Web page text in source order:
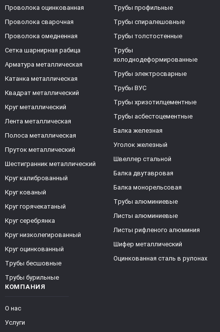
КОМПАНИЯ
О нас
Услуги
Проволока оцинкованная
Проволока сварочная
Проволока омедненная
Сетка шарнирная рабица
Арматура металлическая
Катанка металлическая
Квадрат металлический
Круг металлический
Лента металлическая
Полоса металлическая
Пруток металлический
Шестигранник металлический
Круг калиброванный
Круг кованый
Круг горячекатаный
Круг серебрянка
Круг низколегированный
Круг оцинкованный
Трубы бесшовные
Трубы бурильные
Трубы профильные
Трубы спиралешовные
Трубы толстостенные
Трубы
холоднодеформированные
Трубы электросварные
Трубы ВУС
Трубы хризотилцементные
Трубы асбестоцементные
Балка железная
Уголок железный
Швеллер стальной
Балка двутавровая
Балка монорельсовая
Трубы алюминиевые
Листы алюминиевые
Листы рифленого алюминия
Шифер металлический
Оцинкованная сталь в рулонах